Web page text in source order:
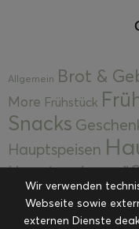
Allgemein Brot &
More Frühstück
Snacks
Hauptspeisen
Hauptspeisen
Kuchen,
Desserts Kulinarik
Wir verwenden
Webseite sowie
externen Dienste